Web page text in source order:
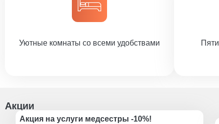
Уютные комнаты со всеми удобствами
Акции
Акция на услуги медсестры -10%!